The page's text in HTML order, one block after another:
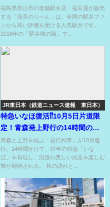
クオリティー⁉
福島県郡山市の老舗駅弁店・福豆屋が販売
する「海苔のりべん」は、全国の駅弁ファ
ンから高い評価を受ける人気駅弁です。
2018年の「駅弁味の陣」で...
JR東日本（鉄道ニュース速報 東日本）
特急いなほ復活⁇10月5日片道限
定！青森発上野行の14時間のロ
ングラン?!
青森と上野を結ぶ「昼行列車」が10月運
行。14時間かけて、往年の特急「いな
ほ」を再現し、沿線の美しい風景を楽しむ
旅が期待される。 秋の訪れと...